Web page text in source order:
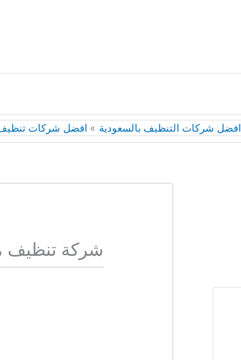
افضل شركات التنظيف بالسعودية افضل شركات تنظيف
شركة تنظيف منازل